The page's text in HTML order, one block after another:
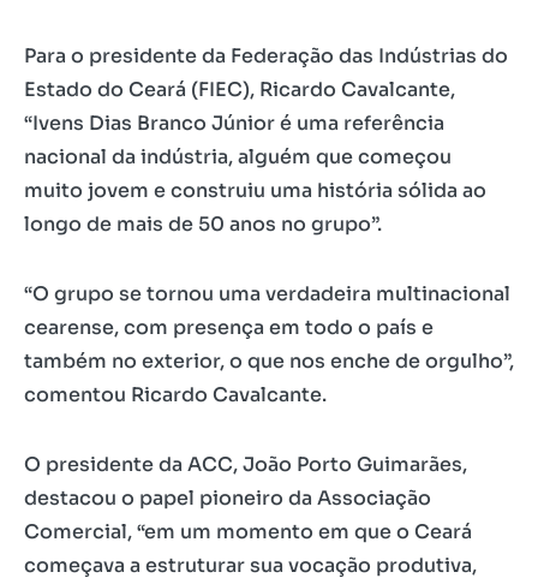
Para o presidente da Federação das Indústrias do
Estado do Ceará (FIEC), Ricardo Cavalcante,
“Ivens Dias Branco Júnior é uma referência
nacional da indústria, alguém que começou
muito jovem e construiu uma história sólida ao
longo de mais de 50 anos no grupo”.
“O grupo se tornou uma verdadeira multinacional
cearense, com presença em todo o país e
também no exterior, o que nos enche de orgulho”,
comentou Ricardo Cavalcante.
O presidente da ACC, João Porto Guimarães,
destacou o papel pioneiro da Associação
Comercial, “em um momento em que o Ceará
começava a estruturar sua vocação produtiva,